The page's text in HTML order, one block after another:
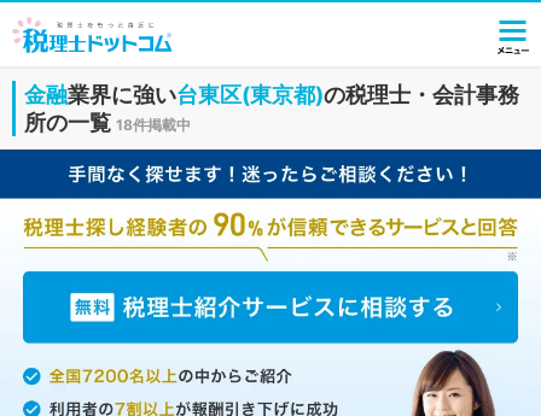
金融業界に強い台東区(東京都)の税理士・会計事務
所の一覧 18件掲載中